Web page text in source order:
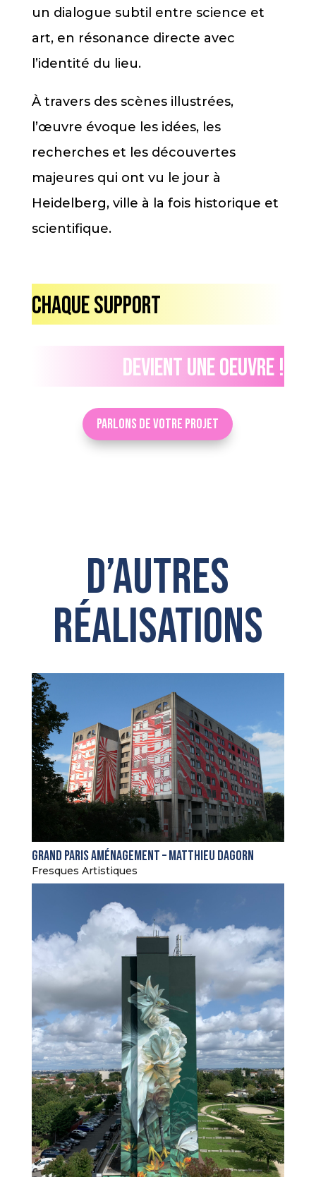
un dialogue subtil entre science et
art, en résonance directe avec
l’identité du lieu.
À travers des scènes illustrées,
l’œuvre évoque les idées, les
recherches et les découvertes
majeures qui ont vu le jour à
Heidelberg, ville à la fois historique et
scientifique.
Chaque support
Devient une oeuvre !
Parlons de votre projet
D’autres
réalisations
Grand Paris Aménagement – Matthieu Dagorn
Fresques Artistiques